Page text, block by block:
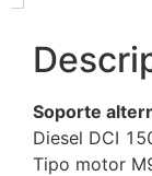
Soporte
Diesel DCI
Tipo motor